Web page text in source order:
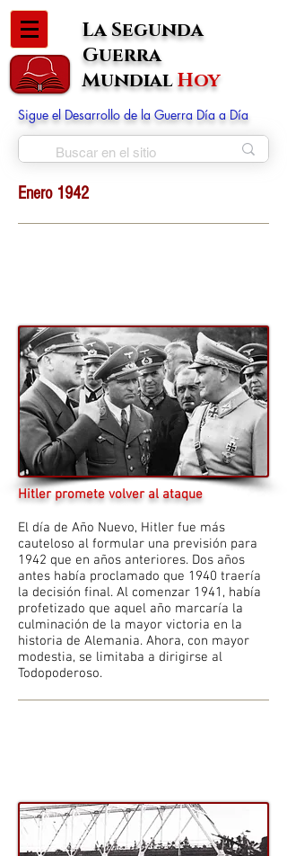
La Segunda
Guerra
MundialHoy
Sigue el Desarrollo de la Guerra Día a Día
Enero 1942
Hitler promete volver al ataque
El día de Año Nuevo, Hitler fue más
cauteloso al formular una previsión para
1942 que en años anteriores. Dos años
antes había proclamado que 1940 traería
la decisión final. Al comenzar 1941, había
profetizado que aquel año marcaría la
culminación de la mayor victoria en la
historia de Alemania. Ahora, con mayor
modestia, se limitaba a dirigirse al
Todopoderoso.